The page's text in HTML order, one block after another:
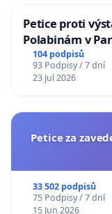
Petice proti
Polabinám v
104 podpisů
93 Podpisy / 7 dní
23 Jul 2026
Petice za
33 502 podpisů
75 Podpisy / 7 dní
15 Jun 2026